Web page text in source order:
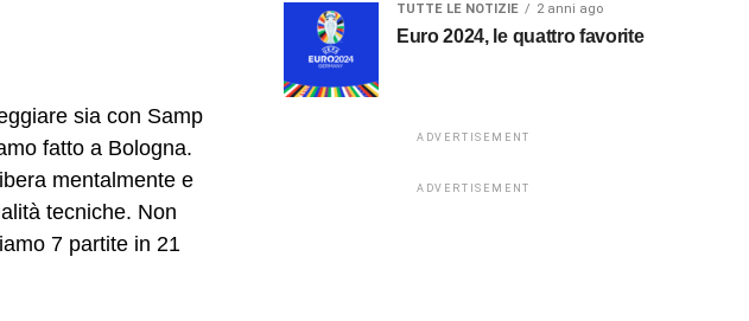
sia con Samp
fatto a Bologna.
mentalmente e
tecniche. Non
7 partite in 21
TUTTE LE NOTIZIE 2 anni ago
Euro 2024, le quattro favorite
ADVERTISEMENT
ADVERTISEMENT